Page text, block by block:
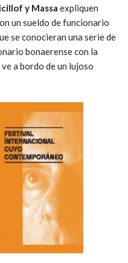
y Massa expliquen
un sueldo de funcionario
se conocieran una serie de
bonaerense con la
a bordo de un lujoso